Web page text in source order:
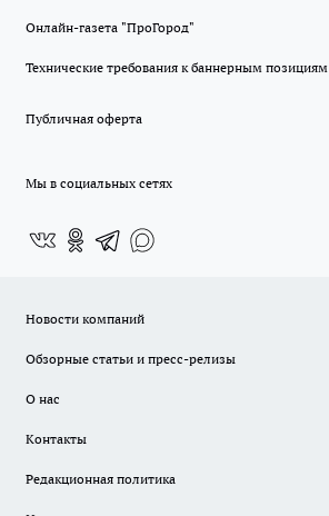
Онлайн-газета "ПроГород"
Технические требования к баннерным позициям
Публичная оферта
Мы в социальных сетях
Новости компаний
Обзорные статьи и пресс-релизы
О нас
Контакты
Редакционная политика